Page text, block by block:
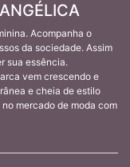
Acompanha o
da sociedade. Assim
sua essência.
vem crescendo e
e cheia de estilo
mercado de moda com